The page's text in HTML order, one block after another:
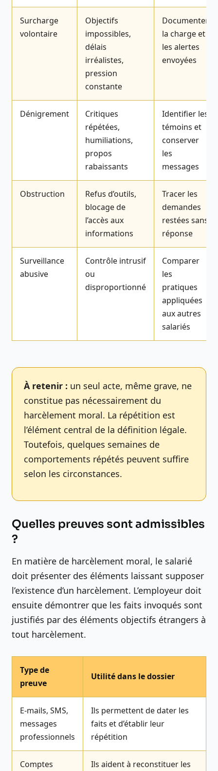
Surcharge
volontaire
Objectifs
impossibles,
délais
irréalistes,
pression
constante
Documenter
la charge et
les alertes
envoyées
Dénigrement
Critiques
répétées,
humiliations,
propos
rabaissants
Identifier les
témoins et
conserver
les
messages
Obstruction
Refus d’outils,
blocage de
l’accès aux
informations
Tracer les
demandes
restées sans
réponse
Surveillance
abusive
Contrôle intrusif
ou
disproportionné
Comparer
les
pratiques
appliquées
aux autres
salariés
À retenir : un seul acte, même grave, ne
constitue pas nécessairement du
harcèlement moral. La répétition est
l’élément central de la définition légale.
Toutefois, quelques semaines de
comportements répétés peuvent suffire
selon les circonstances.
Quelles preuves sont admissibles
?
En matière de harcèlement moral, le salarié
doit présenter des éléments laissant supposer
l’existence d’un harcèlement. L’employeur doit
ensuite démontrer que les faits invoqués sont
justifiés par des éléments objectifs étrangers à
tout harcèlement.
Type de
preuve
Utilité dans le dossier
E-mails, SMS,
messages
professionnels
Ils permettent de dater les
faits et d’établir leur
répétition
Comptes
Ils aident à reconstituer les